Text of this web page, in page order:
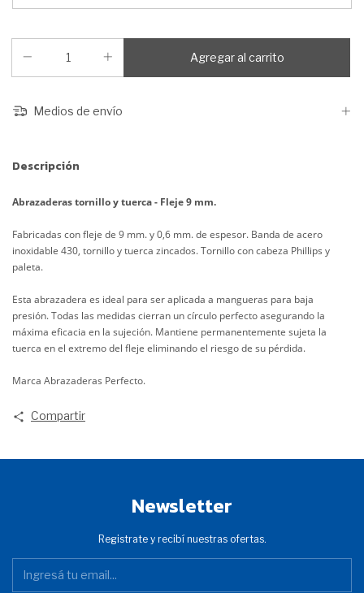
Medios de envío
Descripción
Abrazaderas tornillo y tuerca - Fleje 9 mm.
Fabricadas con fleje de 9 mm. y 0,6 mm. de espesor. Banda de acero
inoxidable 430, tornillo y tuerca zincados. Tornillo con cabeza Phillips y
paleta.
Esta abrazadera es ideal para ser aplicada a mangueras para baja
presión. Todas las medidas cierran un círculo perfecto asegurando la
máxima eficacia en la sujeción. Mantiene permanentemente sujeta la
tuerca en el extremo del fleje eliminando el riesgo de su pérdida.
Marca Abrazaderas Perfecto.
Compartir
Newsletter
Registrate y recibí nuestras ofertas.